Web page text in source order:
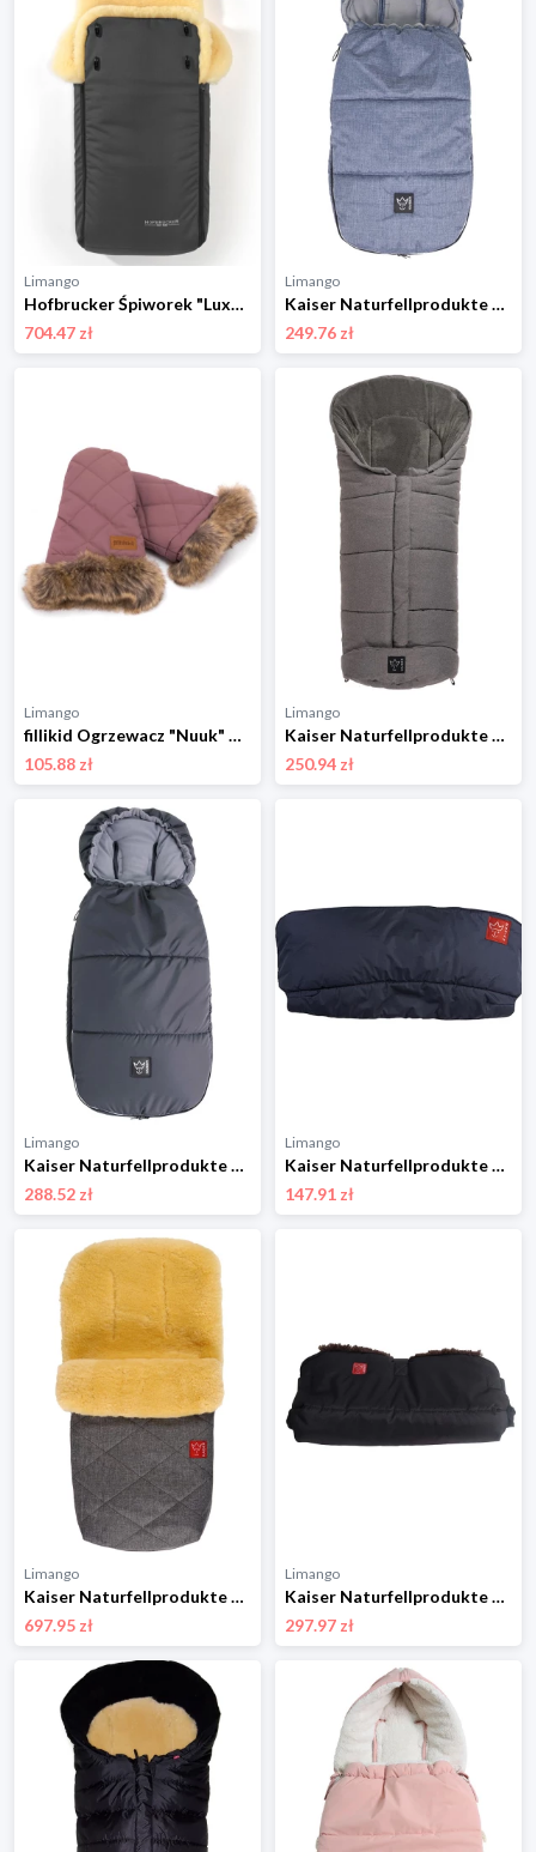
Limango
Hofbrucker Śpiworek "Luxus" w kolorze szarym - 95 x 34 cm rozmiar: onesize
704.47 zł
Limango
Kaiser Naturfellprodukte Śpiworek termiczny "Lukky" w kolorze niebieskim - 105 x 45 cm rozmiar: onesize
249.76 zł
Limango
fillikid Ogrzewacz "Nuuk" w kolorze jasnoróżowym do rąk rozmiar: onesize
105.88 zł
Limango
Kaiser Naturfellprodukte Śpiworek termiczny "Jooy" w kolorze antracytowym - 105 x 45 cm rozmiar: onesize
250.94 zł
Limango
Kaiser Naturfellprodukte Śpiworek termiczny "Lukky" w kolorze antracytowym - 105 x 45 cm rozmiar: onesize
288.52 zł
Limango
Kaiser Naturfellprodukte Ogrzewacz termiczny "Aska" w kolorze niebieskim do rąk - 45 x 25 cm rozmiar: onesize
147.91 zł
Limango
Kaiser Naturfellprodukte Śpiworek wełniany "Natty" w kolorze antracytowym - 85 x 45 cm rozmiar: onesize
697.95 zł
Limango
Kaiser Naturfellprodukte Ogrzewacz wełniany "Double" w kolorze granatowym do rąk - 22 x 45 cm rozmiar: onesize
297.97 zł